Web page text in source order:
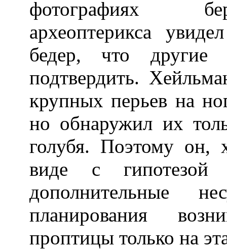
фотографиях
археоптерикса
бедер, что другие
подтвердить.
крупных перьев на
но обнаружил их
голубя. Поэтому он,
виде с
дополнительные
планирования
проптицы только на